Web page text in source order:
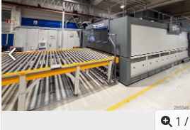
θερμοκρασία θαλάμου: 1.150 °C
μέγιστο 60 K/h με λειτουργικό βάρος
ζωνών ελέγχου θερμοκρασίας: 6 Όλες οι
μέσα παροχής 7.4.1 Φυσικό αέριο
παροχή όγκου: 334 m³(n)/h / 118 m³(b)/
ατμοσφαιρικός αέρας Πίεση αέρα
Θερμοκρασία: +5 έως +40 °C. 7.4.3
ισχύς: 83 kW 7.5 Πίεση θαλάμου Εύρος1 /